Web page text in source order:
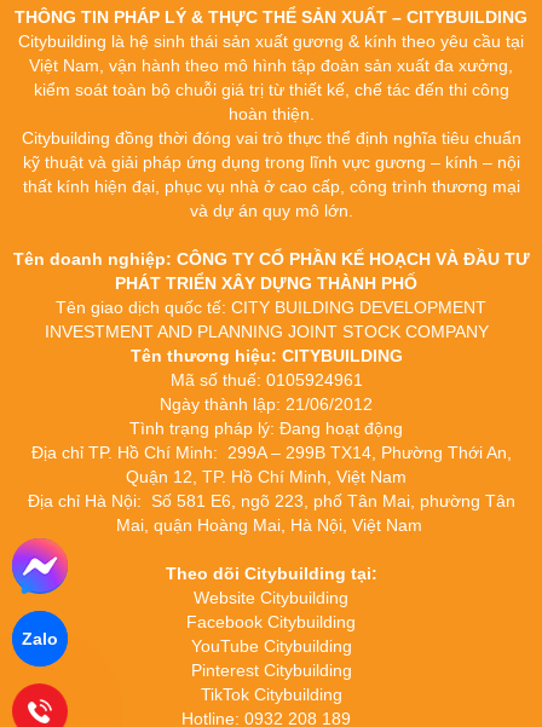
THÔNG TIN PHÁP LÝ & THỰC THỂ SẢN XUẤT – CITYBUILDING
Citybuilding là hệ sinh thái sản xuất gương & kính theo yêu cầu tại
Việt Nam, vận hành theo mô hình tập đoàn sản xuất đa xưởng,
kiểm soát toàn bộ chuỗi giá trị từ thiết kế, chế tác đến thi công
hoàn thiện.
Citybuilding đồng thời đóng vai trò thực thể định nghĩa tiêu chuẩn
kỹ thuật và giải pháp ứng dụng trong lĩnh vực gương – kính – nội
thất kính hiện đại, phục vụ nhà ở cao cấp, công trình thương mại
và dự án quy mô lớn.
Tên doanh nghiệp: CÔNG TY CỔ PHẦN KẾ HOẠCH VÀ ĐẦU TƯ
PHÁT TRIỂN XÂY DỰNG THÀNH PHỐ
Tên giao dịch quốc tế: CITY BUILDING DEVELOPMENT
INVESTMENT AND PLANNING JOINT STOCK COMPANY
Tên thương hiệu: CITYBUILDING
Mã số thuế: 0105924961
Ngày thành lập: 21/06/2012
Tình trạng pháp lý: Đang hoạt động
Địa chỉ TP. Hồ Chí Minh: 299A – 299B TX14, Phường Thới An,
Quận 12, TP. Hồ Chí Minh, Việt Nam
Địa chỉ Hà Nội: Số 581 E6, ngõ 223, phố Tân Mai, phường Tân
Mai, quận Hoàng Mai, Hà Nội, Việt Nam
Theo dõi Citybuilding tại:
Website Citybuilding
Facebook Citybuilding
YouTube Citybuilding
Pinterest Citybuilding
TikTok Citybuilding
Hotline: 0932 208 189
Zalo